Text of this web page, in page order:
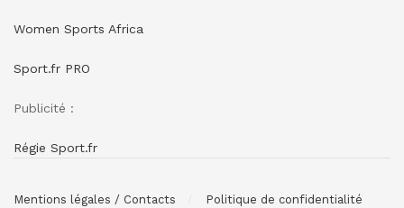
Women Sports Africa
Sport.fr PRO
Publicité :
Régie Sport.fr
Mentions légales / Contacts Politique de confidentialité